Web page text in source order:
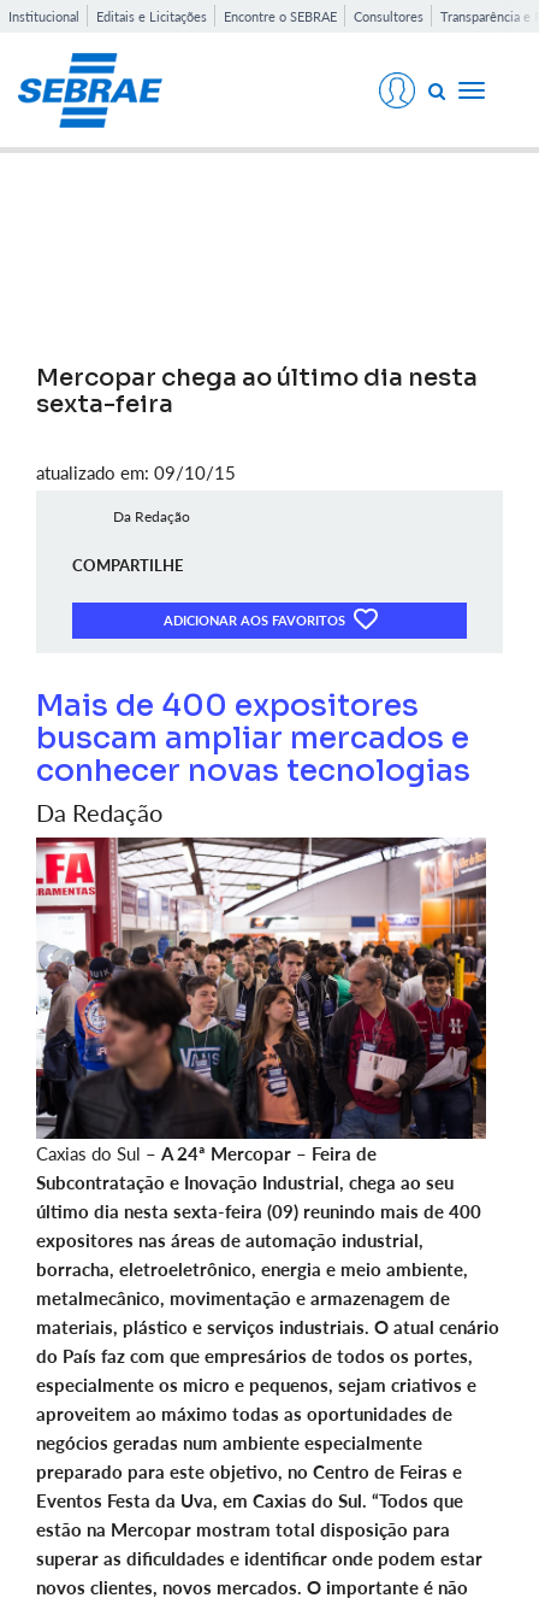
Institucional Editais e Licitações Encontre o SEBRAE Consultores Transparência e
Toggle
Mercopar chega ao último dia nesta
sexta-feira
atualizado em: 09/10/15
Da Redação
COMPARTILHE
ADICIONAR AOS FAVORITOS
Mais de 400 expositores
buscam ampliar mercados e
conhecer novas tecnologias
Da Redação
Caxias do Sul – A 24ª Mercopar – Feira de
Subcontratação e Inovação Industrial, chega ao seu
último dia nesta sexta-feira (09) reunindo mais de 400
expositores nas áreas de automação industrial,
borracha, eletroeletrônico, energia e meio ambiente,
metalmecânico, movimentação e armazenagem de
materiais, plástico e serviços industriais. O atual cenário
do País faz com que empresários de todos os portes,
especialmente os micro e pequenos, sejam criativos e
aproveitem ao máximo todas as oportunidades de
negócios geradas num ambiente especialmente
preparado para este objetivo, no Centro de Feiras e
Eventos Festa da Uva, em Caxias do Sul. “Todos que
estão na Mercopar mostram total disposição para
superar as dificuldades e identificar onde podem estar
novos clientes, novos mercados. O importante é não